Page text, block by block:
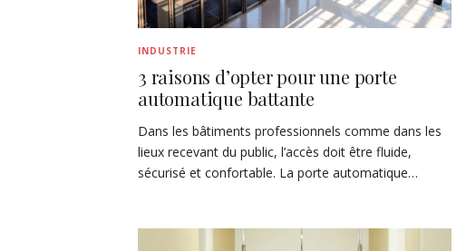
INDUSTRIE
3 raisons d’opter pour une porte
automatique battante
Dans les bâtiments professionnels comme dans les
lieux recevant du public, l’accès doit être fluide,
sécurisé et confortable. La porte automatique…